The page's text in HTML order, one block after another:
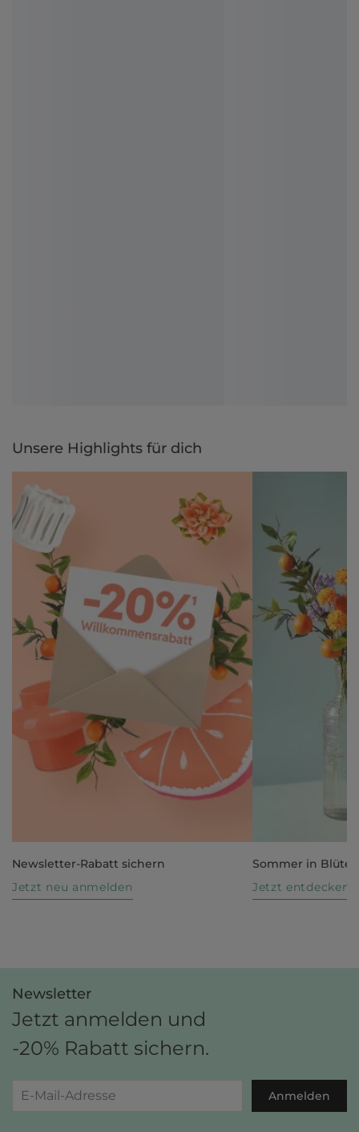
Unsere Highlights für dich
Newsletter-Rabatt sichern
Jetzt neu anmelden
Sommer in Blüte
Jetzt entdecken
Newsletter
Jetzt anmelden und
-20% Rabatt sichern.
Anmelden